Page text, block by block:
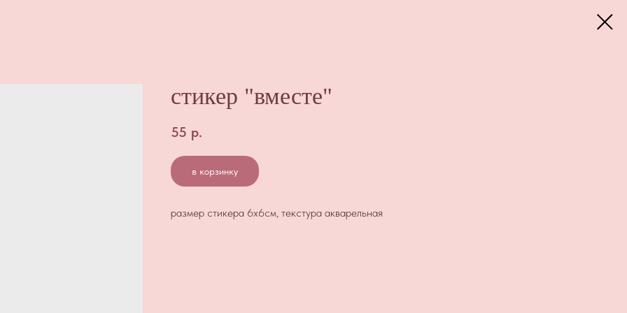
стикер "вместе"
55 р.
в корзинку
размер стикера 6х6см, текстура акварельная